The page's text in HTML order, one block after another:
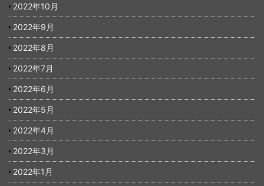
2022年10月
2022年9月
2022年8月
2022年7月
2022年6月
2022年5月
2022年4月
2022年3月
2022年1月